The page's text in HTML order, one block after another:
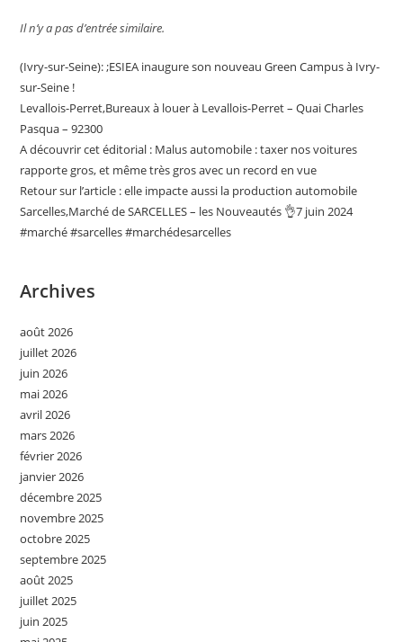
Il n’y a pas d’entrée similaire.
(Ivry-sur-Seine): ;ESIEA inaugure son nouveau Green Campus à Ivry-
sur-Seine !
Levallois-Perret,Bureaux à louer à Levallois-Perret – Quai Charles
Pasqua – 92300
A découvrir cet éditorial : Malus automobile : taxer nos voitures
rapporte gros, et même très gros avec un record en vue
Retour sur l’article : elle impacte aussi la production automobile
Sarcelles,Marché de SARCELLES – les Nouveautés 👌7 juin 2024
#marché #sarcelles #marchédesarcelles
Archives
août 2026
juillet 2026
juin 2026
mai 2026
avril 2026
mars 2026
février 2026
janvier 2026
décembre 2025
novembre 2025
octobre 2025
septembre 2025
août 2025
juillet 2025
juin 2025